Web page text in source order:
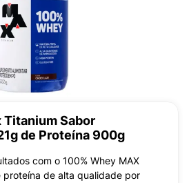
Titanium Sabor
de Proteína 900g
com o 100% Whey MAX
proteína de alta qualidade por